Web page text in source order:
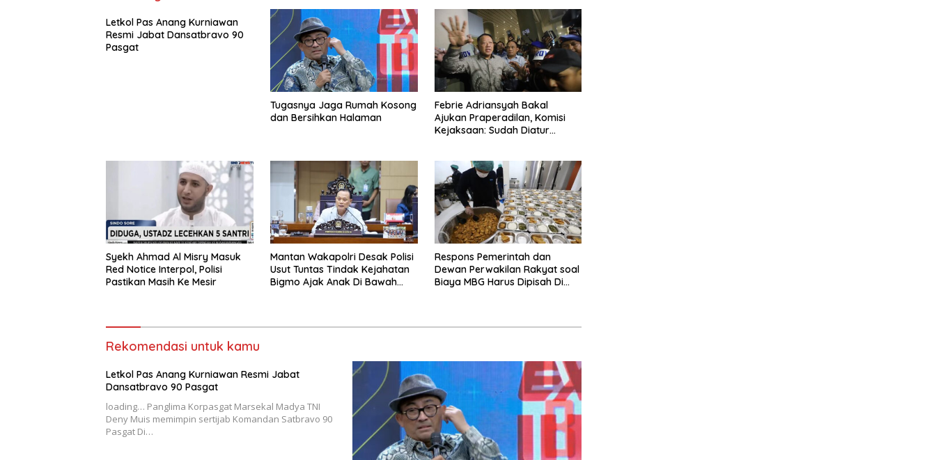
Letkol Pas Anang Kurniawan
Resmi Jabat Dansatbravo 90
Pasgat
Tugasnya Jaga Rumah Kosong
dan Bersihkan Halaman
Febrie Adriansyah Bakal
Ajukan Praperadilan, Komisi
Kejaksaan: Sudah Diatur
Syekh Ahmad Al Misry Masuk
Red Notice Interpol, Polisi
Pastikan Masih Ke Mesir
Mantan Wakapolri Desak Polisi
Usut Tuntas Tindak Kejahatan
Bigmo Ajak Anak Di Bawah
Respons Pemerintah dan
Dewan Perwakilan Rakyat soal
Biaya MBG Harus Dipisah Di
Rekomendasi untuk kamu
Letkol Pas Anang Kurniawan Resmi Jabat
Dansatbravo 90 Pasgat
loading… Panglima Korpasgat Marsekal Madya TNI
Deny Muis memimpin sertijab Komandan Satbravo 90
Pasgat Di…